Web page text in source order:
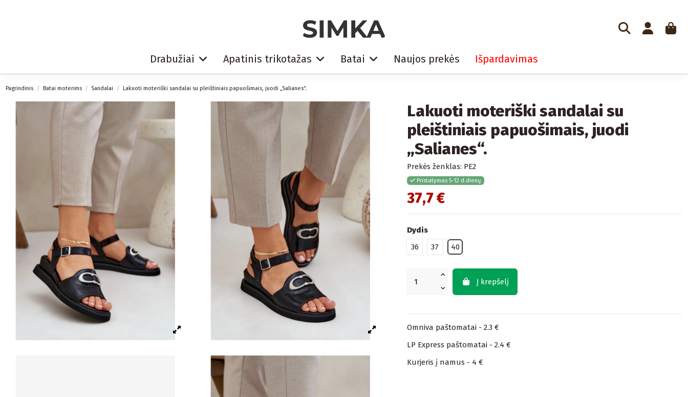
Drabužiai Apatinis trikotažas Batai Naujos prekės Išpardavimas
Pagrindinis Batai moterims Sandalai Lakuoti moteriški sandalai su pleištiniais papuošimais, juodi „Salianes“.
Lakuoti moteriški sandalai su
pleištiniais papuošimais, juodi
„Salianes“.
Prekės ženklas: PE2
Pristatymas 5-12 d.dienų
37,7 €
Dydis
36
37 40
Į krepšelį
Omniva paštomatai - 2.3 €
LP Express paštomatai - 2.4 €
Kurjeris į namus - 4 €